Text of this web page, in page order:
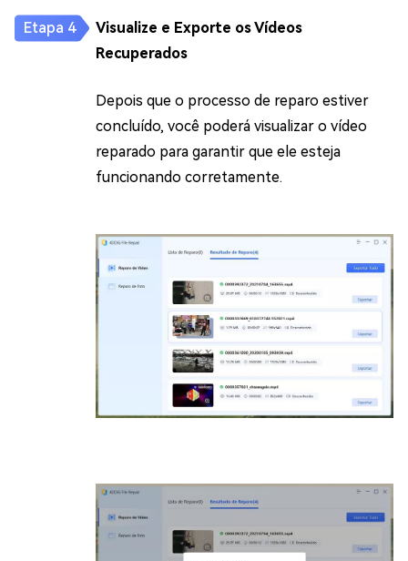
Visualize e Exporte os Vídeos
Recuperados
Depois que o processo de reparo estiver
concluído, você poderá visualizar o vídeo
reparado para garantir que ele esteja
funcionando corretamente.